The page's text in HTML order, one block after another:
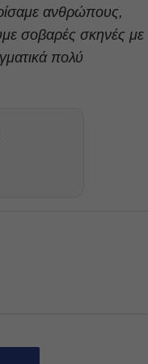
ανθρώπους,
σοβαρές σκηνές με
πολύ